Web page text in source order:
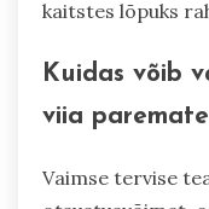
võib parandada
investeeringu
dollarini iga
riske ja edendab